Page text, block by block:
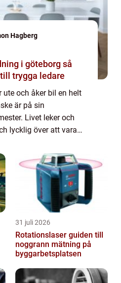
Hagberg
i göteborg så
trygga ledare
och åker bil en helt
är på sin
Livet leker och
lycklig över att vara
vad som hänt är
31 juli 2026
Rotationslaser guiden till
noggrann mätning på
byggarbetsplatsen